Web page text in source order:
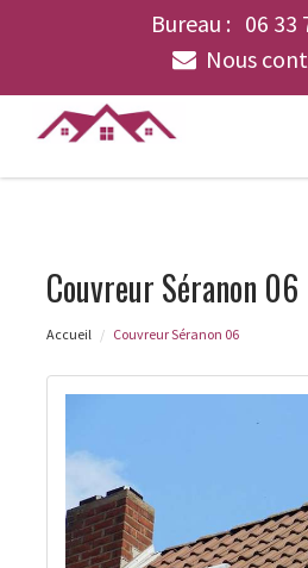
Bureau : 06 33
Nous
Couvreur Séranon 06
Accueil Couvreur Séranon 06